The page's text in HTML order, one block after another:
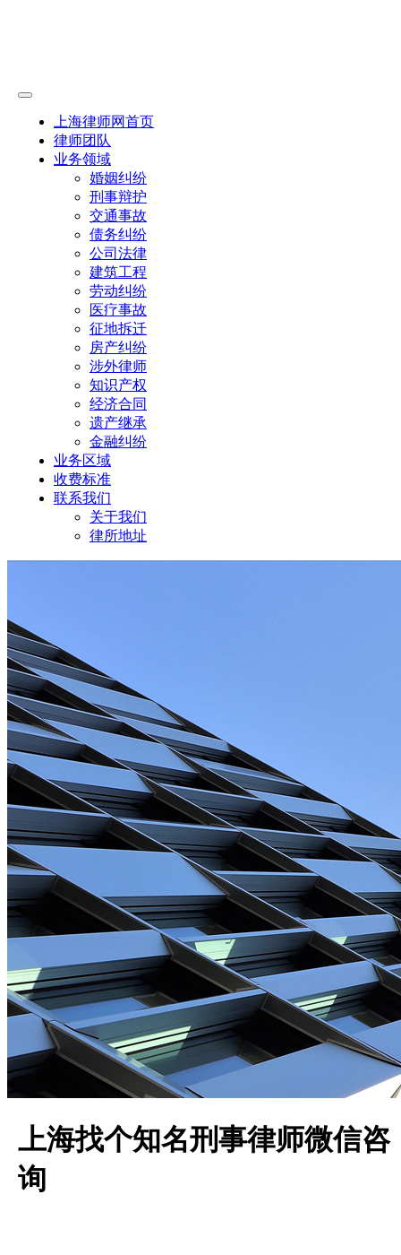
上海律师网首页
律师团队
业务领域
婚姻纠纷
刑事辩护
交通事故
债务纠纷
公司法律
建筑工程
劳动纠纷
医疗事故
征地拆迁
房产纠纷
涉外律师
知识产权
经济合同
遗产继承
金融纠纷
业务区域
收费标准
联系我们
关于我们
律所地址
上海找个知名刑事律师微信咨
询